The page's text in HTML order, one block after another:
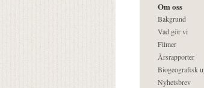
Om oss
Bakgrund
Vad gör vi
Filmer
Årsrapporter
Biogeografisk
Nyhetsbrev